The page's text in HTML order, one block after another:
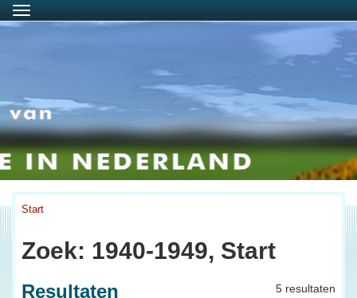
Menu
Start
Zoek: 1940-1949, Start
5 resultaten
Resultaten